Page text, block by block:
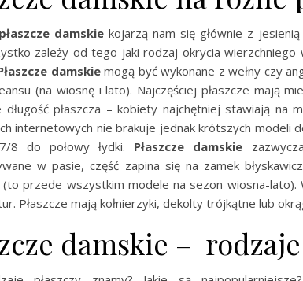
płaszcze damskie kojarzą nam się głównie z
zależy od tego jaki rodzaj okrycia
damskiemogą być wykonane z wełny czy
(na wiosnę i lato). Najczęściej płaszcze mają
płaszcza – kobiety najchętniej stawiają na
internetowych nie brakuje jednak krótszych modeli
8 do połowy łydki. Płaszcze damskie
w pasie, część zapina się na zamek
(to przede wszystkim modele na sezon wiosna-lato).
Płaszcze mają kołnierzyki, dekolty trójkątne lub
damskie – rodzaje